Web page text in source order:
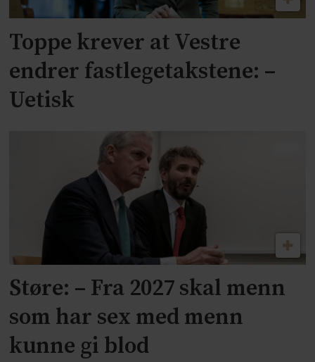
Toppe krever at Vestre
endrer fastlegetakstene: –
Uetisk
Støre: – Fra 2027 skal menn
som har sex med menn
kunne gi blod